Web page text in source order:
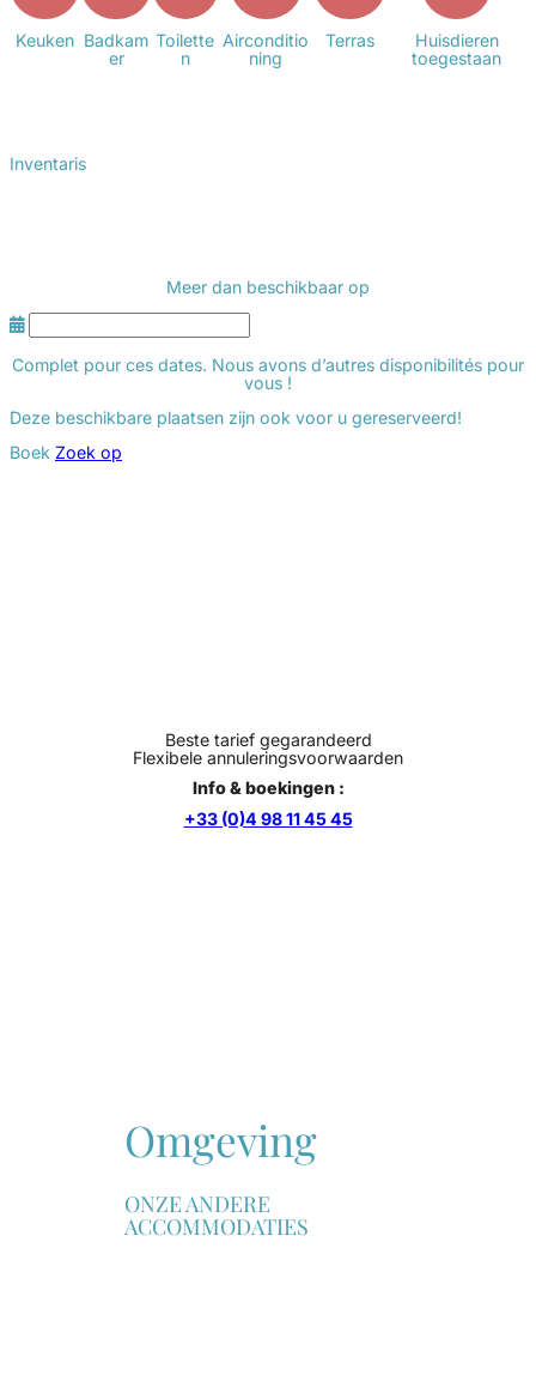
Keuken Badkam
er
Toilette
n
Airconditio
ning
Terras
Huisdieren
toegestaan
Inventaris
Meer dan beschikbaar op
Complet pour ces dates. Nous avons d’autres disponibilités pour
vous !
Deze beschikbare plaatsen zijn ook voor u gereserveerd!
Boek Zoek op
Beste tarief gegarandeerd
Flexibele annuleringsvoorwaarden
Info & boekingen :
+33 (0)4 98 11 45 45
Omgeving
ONZE ANDERE
ACCOMMODATIES